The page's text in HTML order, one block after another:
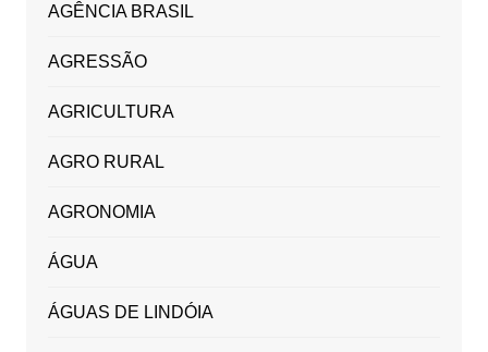
AGÊNCIA BRASIL
AGRESSÃO
AGRICULTURA
AGRO RURAL
AGRONOMIA
ÁGUA
ÁGUAS DE LINDÓIA